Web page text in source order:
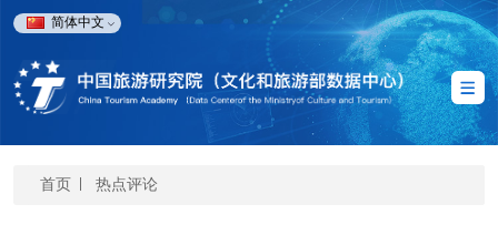
简体中文
首页 热点评论